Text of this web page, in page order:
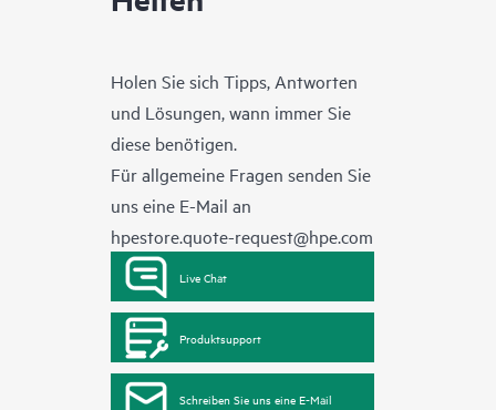
Holen Sie sich Tipps, Antworten
und Lösungen, wann immer Sie
diese benötigen.
Für allgemeine Fragen senden Sie
uns eine E-Mail an
hpestore.quote-request@hpe.com
Live Chat
Produktsupport
Schreiben Sie uns eine E-Mail